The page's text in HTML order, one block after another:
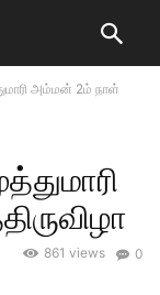
அம்மன் 2ம் நாள்
0
861 views